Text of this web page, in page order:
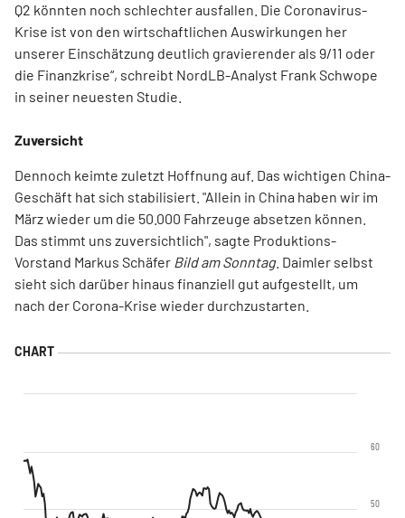
Q2 könnten noch schlechter ausfallen. Die Coronavirus-
Krise ist von den wirtschaftlichen Auswirkungen her
unserer Einschätzung deutlich gravierender als 9/11 oder
die Finanzkrise“, schreibt NordLB-Analyst Frank Schwope
in seiner neuesten Studie.
Zuversicht
Dennoch keimte zuletzt Hoffnung auf. Das wichtigen China-
Geschäft hat sich stabilisiert. "Allein in China haben wir im
März wieder um die 50.000 Fahrzeuge absetzen können.
Das stimmt uns zuversichtlich", sagte Produktions-
Vorstand Markus Schäfer Bild am Sonntag. Daimler selbst
sieht sich darüber hinaus finanziell gut aufgestellt, um
nach der Corona-Krise wieder durchzustarten.
50
60